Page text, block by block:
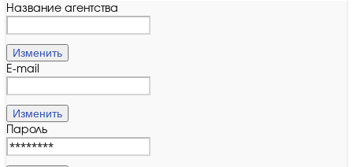
Название агентства
Изменить
E-mail
Изменить
Пароль